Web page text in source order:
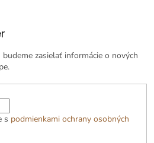
zasielať informácie o nových
s podmienkami ochrany osobných